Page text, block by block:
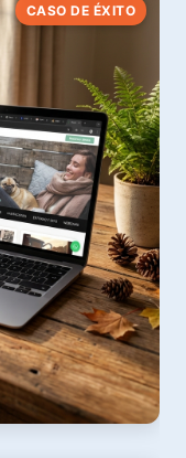
CASO DE ÉXITO